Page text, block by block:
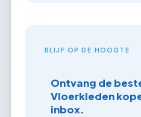
BLIJF OP DE HOOGTE
Ontvang de
Vloerkleden
inbox.